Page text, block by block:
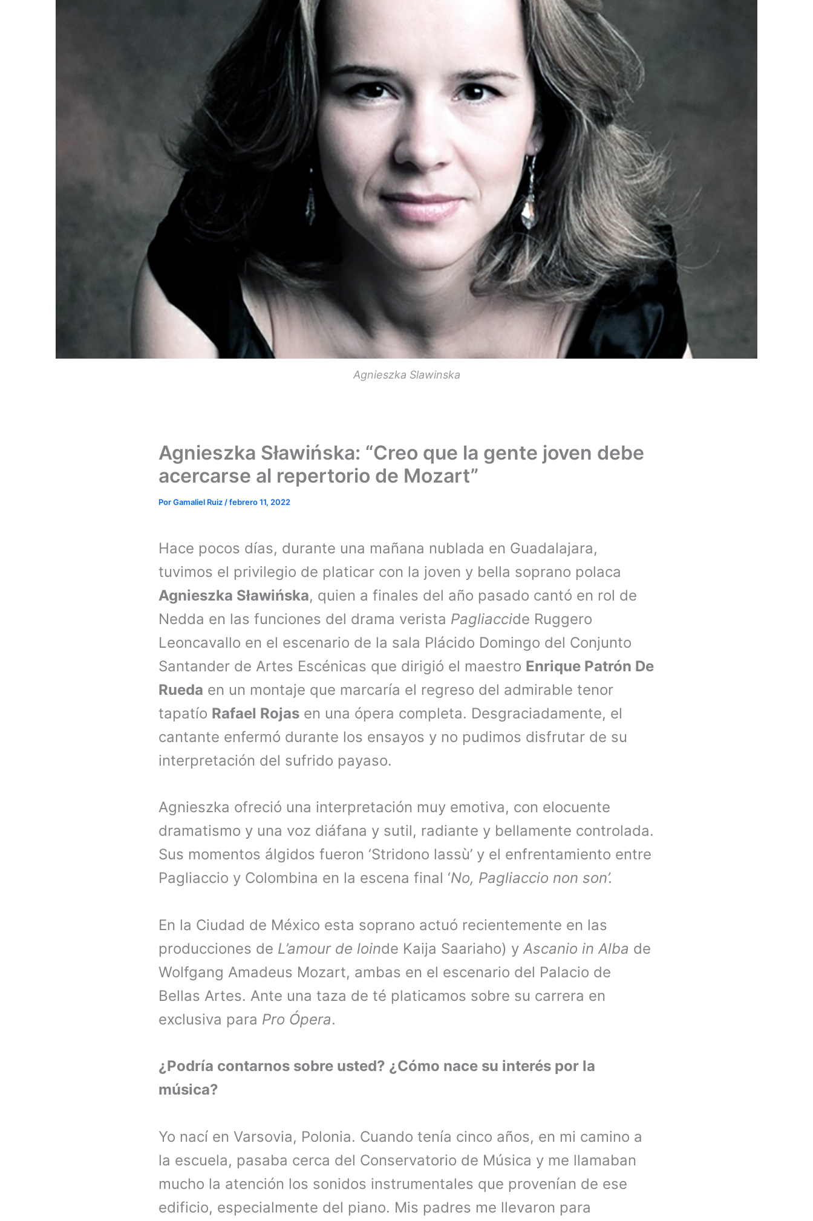
Agnieszka Slawinska
Agnieszka Sławińska: “Creo que la gente joven debe
acercarse al repertorio de Mozart”
PorGamaliel Ruiz /febrero 11, 2022
Hace pocos días, durante una mañana nublada en Guadalajara,
tuvimos el privilegio de platicar con la joven y bella soprano polaca
Agnieszka Sławińska, quien a finales del año pasado cantó en rol de
Nedda en las funciones del drama verista Pagliaccide Ruggero
Leoncavallo en el escenario de la sala Plácido Domingo del Conjunto
Santander de Artes Escénicas que dirigió el maestro Enrique Patrón De
Rueda en un montaje que marcaría el regreso del admirable tenor
tapatío Rafael Rojas en una ópera completa. Desgraciadamente, el
cantante enfermó durante los ensayos y no pudimos disfrutar de su
interpretación del sufrido payaso.
Agnieszka ofreció una interpretación muy emotiva, con elocuente
dramatismo y una voz diáfana y sutil, radiante y bellamente controlada.
Sus momentos álgidos fueron ‘Stridono lassù’ y el enfrentamiento entre
Pagliaccio y Colombina en la escena final ‘No, Pagliaccio non son’.
En la Ciudad de México esta soprano actuó recientemente en las
producciones de L’amour de loinde Kaija Saariaho) yAscanio in Alba de
Wolfgang Amadeus Mozart, ambas en el escenario del Palacio de
Bellas Artes. Ante una taza de té platicamos sobre su carrera en
exclusiva para Pro Ópera.
¿Podría contarnos sobre usted? ¿Cómo nace su interés por la
música?
Yo nací en Varsovia, Polonia. Cuando tenía cinco años, en mi camino a
la escuela, pasaba cerca del Conservatorio de Música y me llamaban
mucho la atención los sonidos instrumentales que provenían de ese
edificio, especialmente del piano. Mis padres me llevaron para